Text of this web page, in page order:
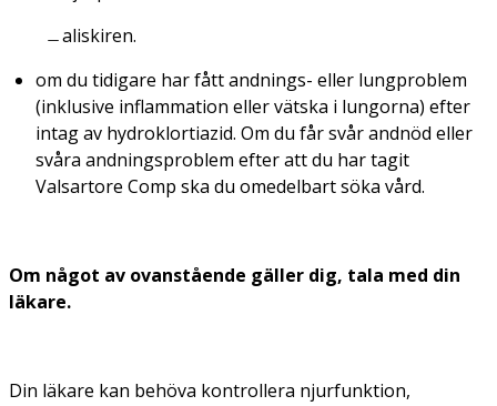
aliskiren.
om du tidigare har fått andnings- eller lungproblem
(inklusive inflammation eller vätska i lungorna) efter
intag av hydroklortiazid. Om du får svår andnöd eller
svåra andningsproblem efter att du har tagit
Valsartore Comp ska du omedelbart söka vård.
Om något av ovanstående gäller dig, tala med din
läkare.
Din läkare kan behöva kontrollera njurfunktion,